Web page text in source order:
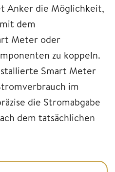
Anker die Möglichkeit,
dem
Meter oder
zu koppeln.
Smart Meter
im
die Stromabgabe
dem tatsächlichen